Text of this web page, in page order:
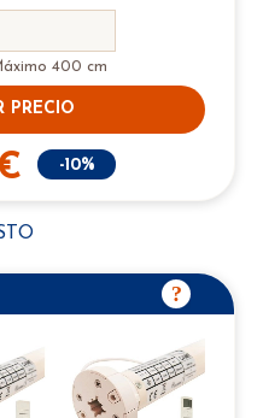
400 cm
PRECIO
-10%